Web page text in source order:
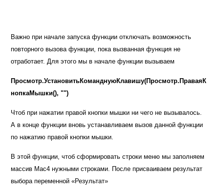
Важно при начале запуска функции отключать возможность
повторного вызова функции, пока вызванная функция не
отработает. Для этого мы в начале функции вызываем
Просмотр.УстановитьКоманднуюКлавишу(Просмотр.ПраваяК
нопкаМышки(), "")
Чтоб при нажатии правой кнопки мышки ни чего не вызывалось.
А в конце функции вновь устанавливаем вызов данной функции
по нажатию правой кнопки мышки.
В этой функции, чтоб сформировать строки меню мы заполняем
массив Мас4 нужными строками. После присваиваем результат
выбора переменной «Результат»